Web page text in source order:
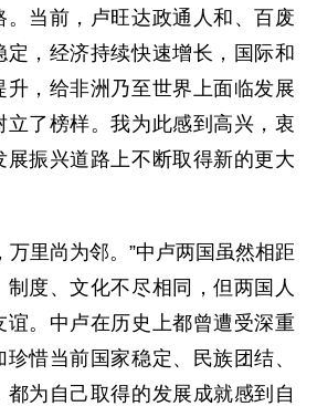
。当前，卢旺达政通人和、百废
，经济持续快速增长，国际和
升，给非洲乃至世界上面临发展
立了榜样。我为此感到高兴，衷
展振兴道路上不断取得新的更大
里尚为邻。”中卢两国虽然相距
度、文化不尽相同，但两国人
谊。中卢在历史上都曾遭受深重
惜当前国家稳定、民族团结、
为自己取得的发展成就感到自